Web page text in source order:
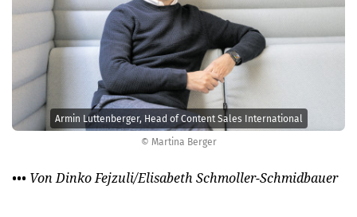
© Martina Berger
Armin Luttenberger, Head of Content Sales International
••• Von Dinko Fejzuli/Elisabeth Schmoller-Schmidbauer